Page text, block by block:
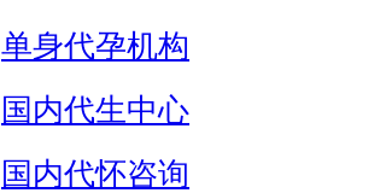
单身代孕机构
国内代生中心
国内代怀咨询